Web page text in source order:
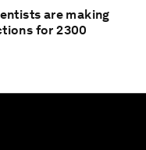
are making
for 2300